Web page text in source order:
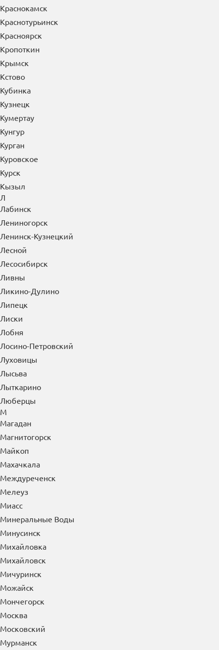
Краснокамск
Краснотурьинск
Красноярск
Кропоткин
Крымск
Кстово
Кубинка
Кузнецк
Кумертау
Кунгур
Курган
Куровское
Курск
Кызыл
Л
Лабинск
Лениногорск
Ленинск-Кузнецкий
Лесной
Лесосибирск
Ливны
Ликино-Дулино
Липецк
Лиски
Лобня
Лосино-Петровский
Луховицы
Лысьва
Лыткарино
Люберцы
М
Магадан
Магнитогорск
Майкоп
Махачкала
Междуреченск
Мелеуз
Миасс
Минеральные Воды
Минусинск
Михайловка
Михайловск
Мичуринск
Можайск
Мончегорск
Москва
Московский
Мурманск